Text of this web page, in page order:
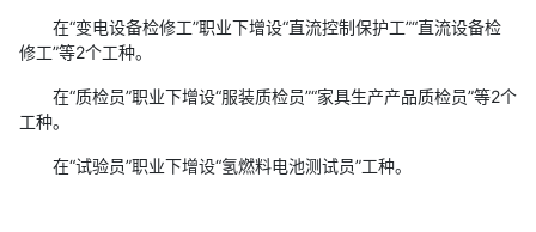
在“变电设备检修工”职业下增设“直流控制保护工”“直流设备检
修工”等2个工种。
在“质检员”职业下增设“服装质检员”“家具生产产品质检员”等2个
工种。
在“试验员”职业下增设“氢燃料电池测试员”工种。